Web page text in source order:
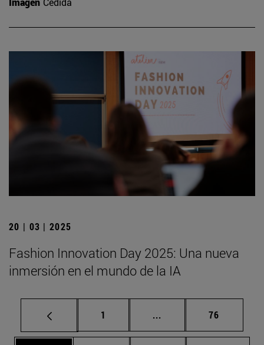
20 | 03 | 2025
Fashion Innovation Day 2025: Una nueva
inmersión en el mundo de la IA
Página
1 ... Páginas intermedias
Página
76